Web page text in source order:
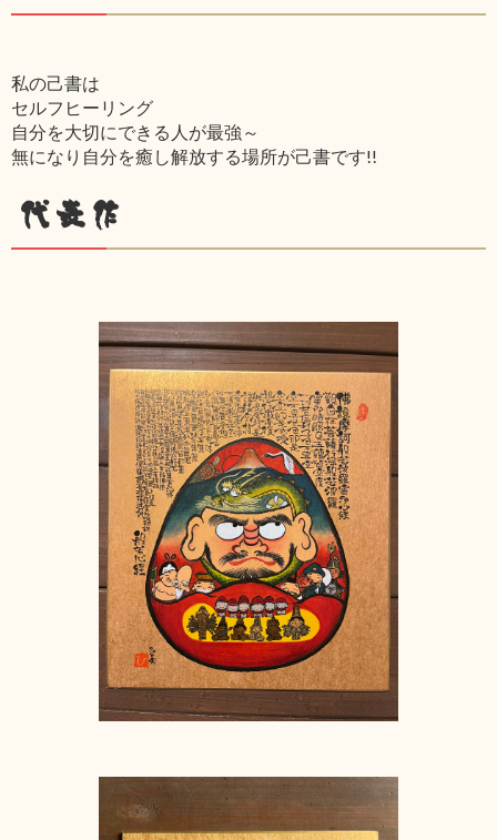
私の己書は
セルフヒーリング
自分を大切にできる人が最強～
無になり自分を癒し解放する場所が己書です!!
代表作